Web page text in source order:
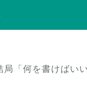
局「何を書けばい